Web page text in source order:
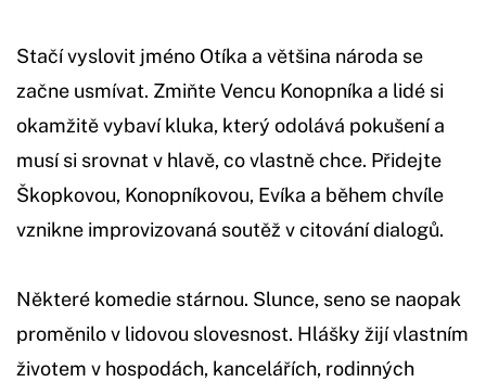
Stačí vyslovit jméno Otíka a většina národa se
začne usmívat. Zmiňte Vencu Konopníka a lidé si
okamžitě vybaví kluka, který odolává pokušení a
musí si srovnat v hlavě, co vlastně chce. Přidejte
Škopkovou, Konopníkovou, Evíka a během chvíle
vznikne improvizovaná soutěž v citování dialogů.
Některé komedie stárnou. Slunce, seno se naopak
proměnilo v lidovou slovesnost. Hlášky žijí vlastním
životem v hospodách, kancelářích, rodinných